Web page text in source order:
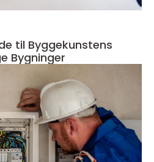
til Byggekunstens
Bygninger